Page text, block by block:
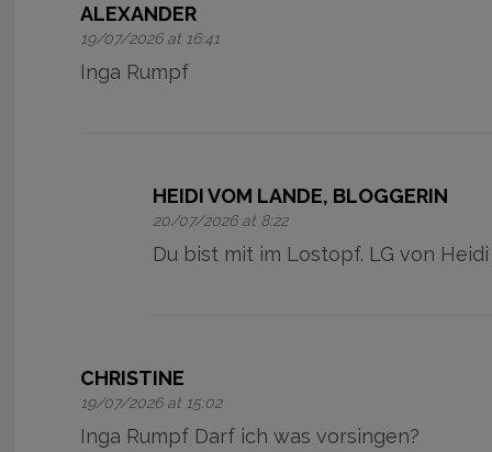
ALEXANDER
19/07/2026 at 16:41
Inga Rumpf
HEIDI VOM LANDE, BLOGGERIN
20/07/2026 at 8:22
Du bist mit im Lostopf. LG von Heidi
CHRISTINE
19/07/2026 at 15:02
Inga Rumpf Darf ich was vorsingen?